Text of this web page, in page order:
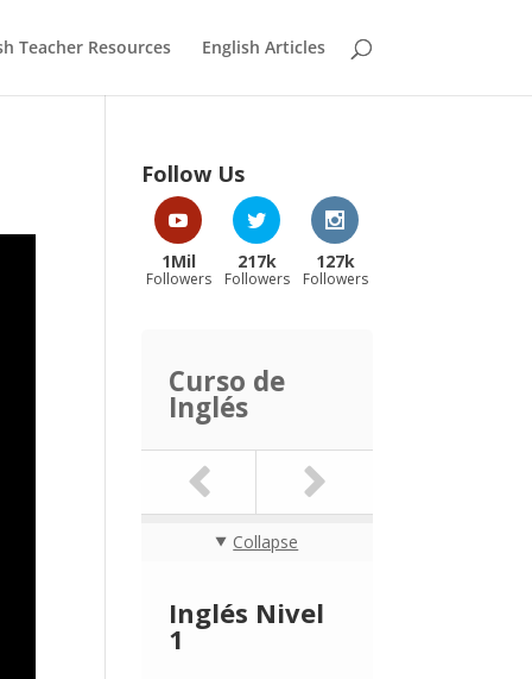
Teacher Resources English Articles
Follow Us
1Mil
Followers
217k
Followers
127k
Followers
Curso de
Inglés
Collapse
Inglés Nivel
1